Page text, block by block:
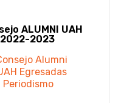
ALUMNI UAH
2023
Alumni
Egresadas
Periodismo